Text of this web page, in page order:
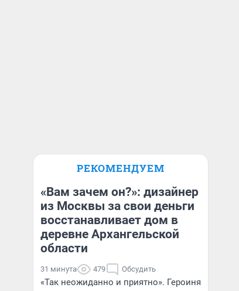
РЕКОМЕНДУЕМ
«Вам зачем он?»: дизайнер
из Москвы за свои деньги
восстанавливает дом в
деревне Архангельской
области
31 минута 479 Обсудить
«Так неожиданно и приятно». Героиня